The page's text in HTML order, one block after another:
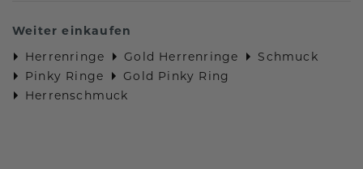
Weiter einkaufen
Herrenringe
Gold Herrenringe
Schmuck
Pinky Ringe
Gold Pinky Ring
Herrenschmuck